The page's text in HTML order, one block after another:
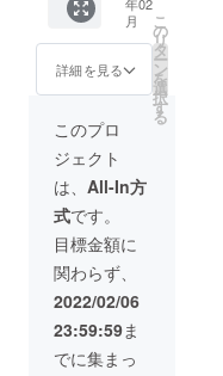
てお届
けしま
す。小
児科医
薬バッ
グにも
なるミ
ニエコ
バッ
グ。ポ
ケット
は、タ
イで作
られた
バ
ティッ
クプリ
紙 限定
5個 一
般販売
価格
23,650
円（税
込・送
料無
料） ※
実際の
色味は
ディス
プレイ
や写真
撮影環
境によ
り違っ
て見え
る場合
があり
年02
月
詳細を見る
こ
の
リ
タ
ー
ン
を
選
択
す
る
このプロ
ジェクト
は、 All-In方
式です。
目標金額に
関わらず、
2022/02/06
23:59:59ま
でに集まっ